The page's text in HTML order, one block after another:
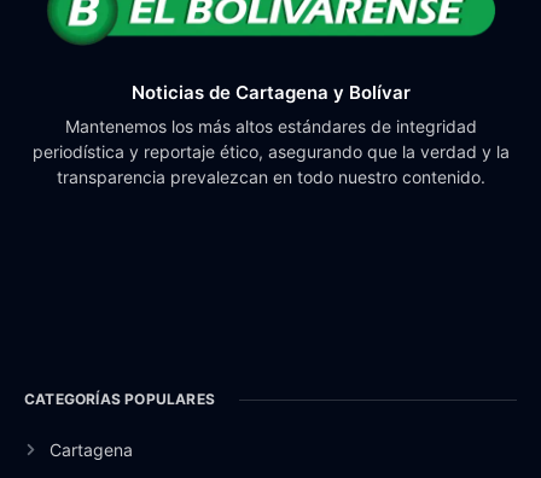
Noticias de Cartagena y Bolívar
Mantenemos los más altos estándares de integridad
periodística y reportaje ético, asegurando que la verdad y la
transparencia prevalezcan en todo nuestro contenido.
CATEGORÍAS POPULARES
Cartagena